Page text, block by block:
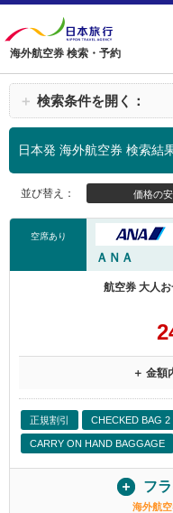
海外航空券 検索・予約
＋ 検索条件を開く：
日本発 海外航空券 検索結
並び替え： 価格の
空席あり
ＡＮＡ
航空券 大人
＋ 金額
正規割引 CHECKED BAG 2
CARRY ON HAND BAGGAGE
フ
海外航